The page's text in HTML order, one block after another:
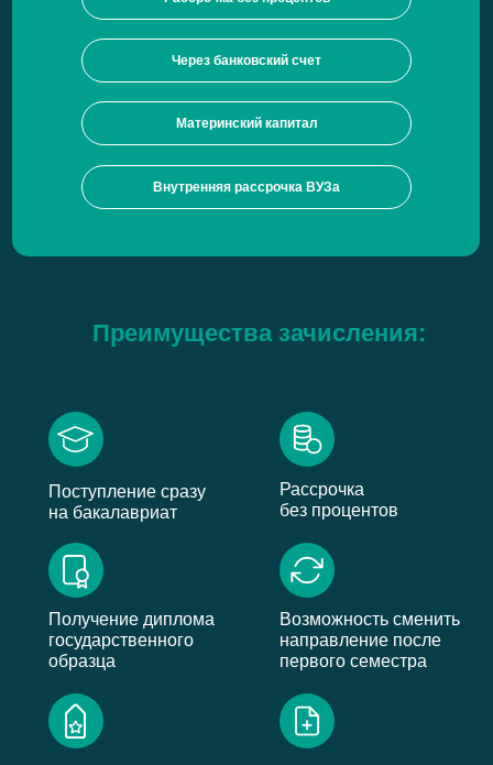
Через банковский счет
Внутренняя рассрочка ВУЗа
Материнский капитал
Преимущества зачисления:
Возможность сменить
направление после
первого семестра
Поступление сразу
на бакалавриат
Получение диплома
государственного
образца
Рассрочка
без процентов